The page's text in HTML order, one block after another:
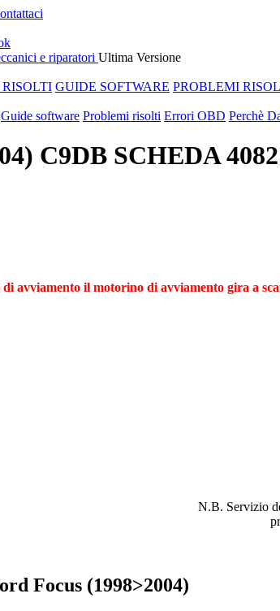
Ultima Versione
GUIDE SOFTWARE PROBLEMI
Guide software Problemi risolti Errori OBD Perchè
C9DB SCHEDA
avviamento il motorino di avviamento gira a
N.B. Servizio
Focus (1998>2004)